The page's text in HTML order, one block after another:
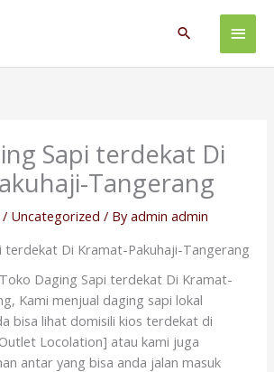
Main
Search
Sapi terdekat Di
Tangerang
/ Uncategorized / Byadmin admin
terdekat Di Kramat-Pakuhaji-Tangerang
Daging Sapi terdekat Di Kramat-
Kami menjual daging sapi lokal
bisa lihat domisili kios terdekat di
Locolation] atau kami juga
antar yang bisa anda jalan masuk